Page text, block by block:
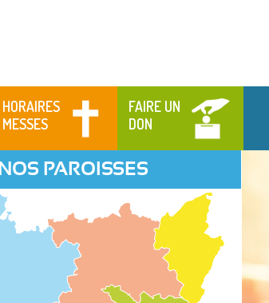
HORAIRES
MESSES
FAIRE UN
DON
NOS PAROISSES